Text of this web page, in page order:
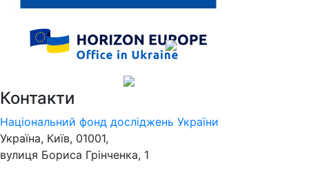
Контакти
Національний фонд досліджень України
Україна, Київ, 01001,
вулиця Бориса Грінченка, 1